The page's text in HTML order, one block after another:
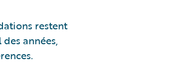
restent
années,